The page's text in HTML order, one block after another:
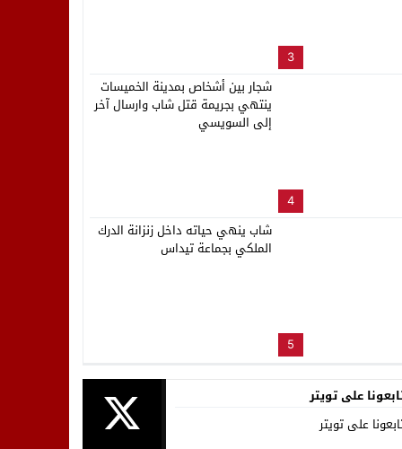
3
4
شجار بين أشخاص بمدينة الخميسات
ينتهي بجريمة قتل شاب وارسال آخر
إلى السويسي
5
شاب ينهي حياته داخل زنزانة الدرك
الملكي بجماعة تيداس
على تويتر
على تويتر